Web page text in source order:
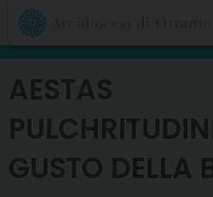
Skip
content
AESTAS
GUSTO DELLA